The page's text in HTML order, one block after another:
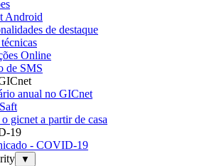
Android
de destaque
Online
de SMS
anual no GICnet
gicnet a partir de casa
19
- COVID-19
▼